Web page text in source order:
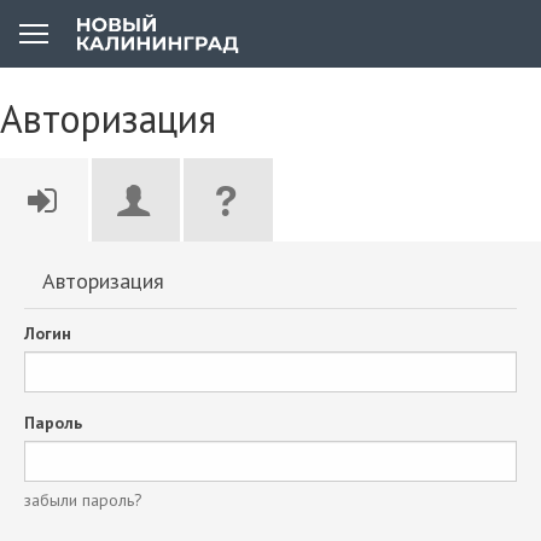
Авторизация
Авторизация
Логин
Пароль
забыли пароль?